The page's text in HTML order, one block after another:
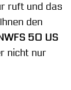
ruft und das
den
50 US
nicht nur